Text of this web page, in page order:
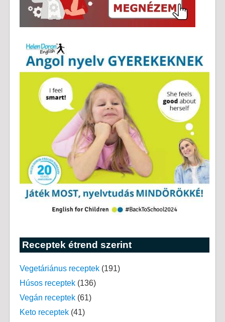
Receptek étrend szerint
Vegetáriánus receptek(191)
Húsos receptek(136)
Vegán receptek(61)
Keto receptek(41)